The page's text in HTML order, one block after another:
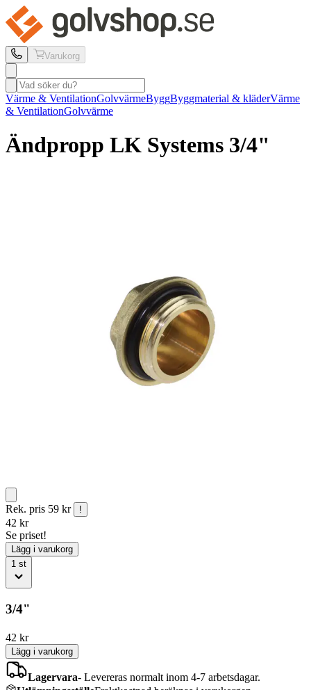
Varukorg
Värme & VentilationGolvvärmeByggByggmaterial & kläderVärme
& VentilationGolvvärme
Ändpropp LK Systems 3/4"
Rek. pris 59 kr !
42 kr
Se priset!
Lägg i varukorg
1 st
3/4"
42 kr
Lägg i varukorg
Lagervara- Levereras normalt inom 4-7 arbetsdagar.